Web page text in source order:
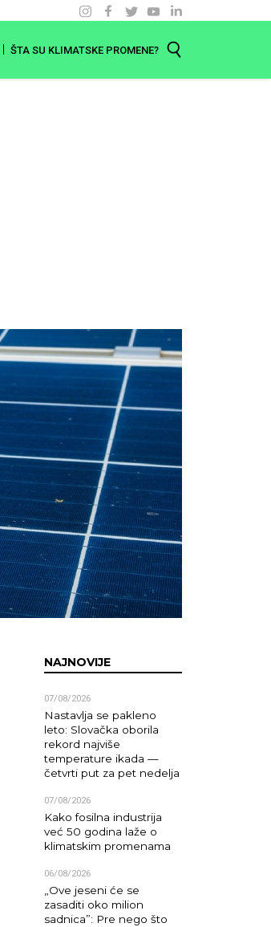
ŠTA SU KLIMATSKE PROMENE?
NAJNOVIJE
07/08/2026
Nastavlja se pakleno
leto: Slovačka oborila
rekord najviše
temperature ikada —
četvrti put za pet nedelja
07/08/2026
Kako fosilna industrija
već 50 godina laže o
klimatskim promenama
06/08/2026
„Ove jeseni će se
zasaditi oko milion
sadnica”: Pre nego što